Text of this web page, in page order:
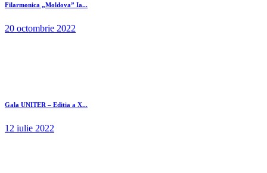
Filarmonica „Moldova” Ia...
20 octombrie 2022
Gala UNITER – Editia a X...
12 iulie 2022